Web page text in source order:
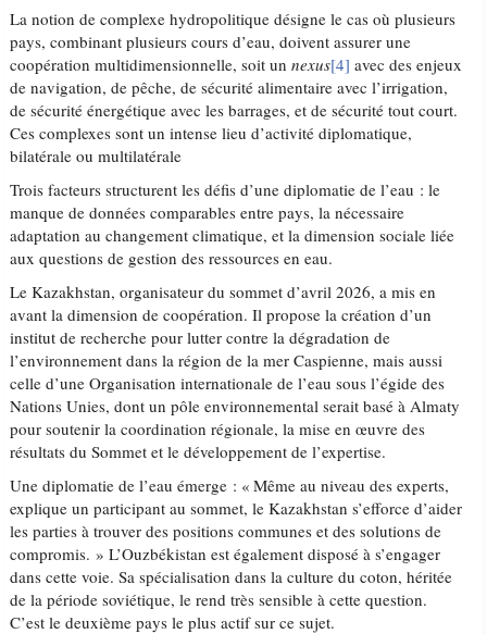
La notion de complexe hydropolitique désigne le cas où plusieurs
pays, combinant plusieurs cours d’eau, doivent assurer une
coopération multidimensionnelle, soit unnexus[4] avec des enjeux
de navigation, de pêche, de sécurité alimentaire avec l’irrigation,
de sécurité énergétique avec les barrages, et de sécurité tout court.
Ces complexes sont un intense lieu d’activité diplomatique,
bilatérale ou multilatérale
Trois facteurs structurent les défis d’une diplomatie de l’eau : le
manque de données comparables entre pays, la nécessaire
adaptation au changement climatique, et la dimension sociale liée
aux questions de gestion des ressources en eau.
Le Kazakhstan, organisateur du sommet d’avril 2026, a mis en
avant la dimension de coopération. Il propose la création d’un
institut de recherche pour lutter contre la dégradation de
l’environnement dans la région de la mer Caspienne, mais aussi
celle d’une Organisation internationale de l’eau sous l’égide des
Nations Unies, dont un pôle environnemental serait basé à Almaty
pour soutenir la coordination régionale, la mise en œuvre des
résultats du Sommet et le développement de l’expertise.
Une diplomatie de l’eau émerge : « Même au niveau des experts,
explique un participant au sommet, le Kazakhstan s’efforce d’aider
les parties à trouver des positions communes et des solutions de
compromis. » L’Ouzbékistan est également disposé à s’engager
dans cette voie. Sa spécialisation dans la culture du coton, héritée
de la période soviétique, le rend très sensible à cette question.
C’est le deuxième pays le plus actif sur ce sujet.